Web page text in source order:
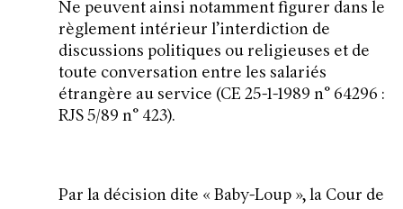
Ne peuvent ainsi notamment figurer dans le
règlement intérieur l’interdiction de
discussions politiques ou religieuses et de
toute conversation entre les salariés
étrangère au service (CE 25-1-1989 n° 64296 :
RJS 5/89 n° 423).
Par la décision dite « Baby-Loup », la Cour de